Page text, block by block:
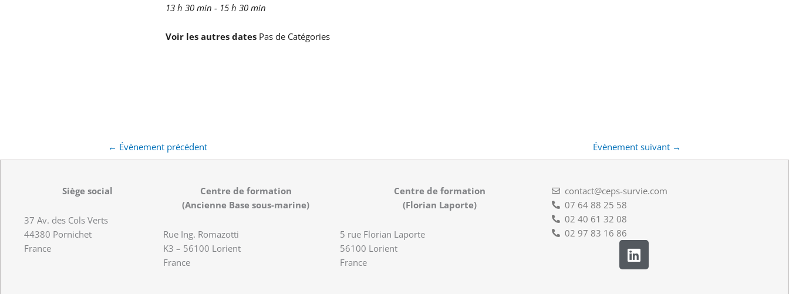
13 h 30 min - 15 h 30 min
Voir les autres dates Pas de Catégories
← Évènement précédent Évènement suivant →
Siège social
37 Av. des Cols Verts
44380 Pornichet
France
Centre de formation
(Ancienne Base sous-marine)
Rue Ing. Romazotti
K3 – 56100 Lorient
France
Centre de formation
(Florian Laporte)
5 rue Florian Laporte
56100 Lorient
France
contact@ceps-survie.com
07 64 88 25 58
02 40 61 32 08
02 97 83 16 86
L
i
n